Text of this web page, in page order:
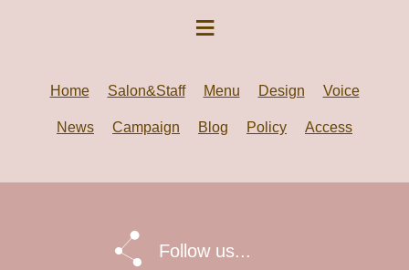
Home Salon&Staff Menu Design Voice
News Campaign Blog Policy Access
Follow us...